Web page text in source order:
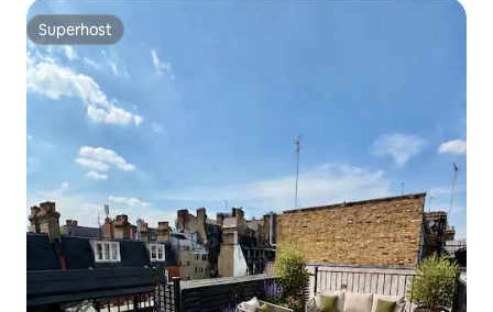
Superhost
Superhost